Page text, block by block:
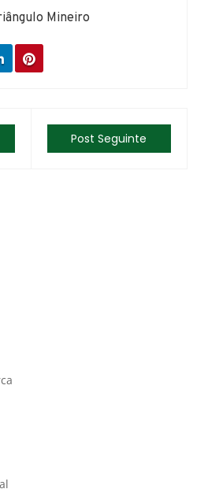
Mineiro
Post Seguinte